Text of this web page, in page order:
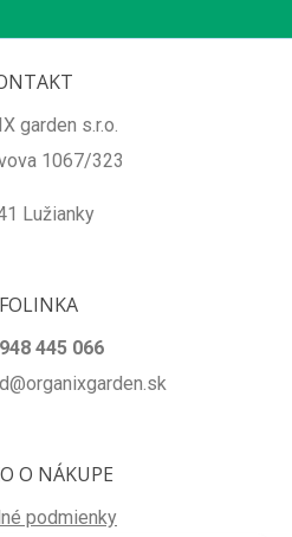
garden s.r.o.
1067/323
Lužianky
445 066
O NÁKUPE
podmienky